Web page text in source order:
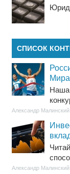
СПИСОК
Мира
Наша
Александр Малинский
Александр Малинский